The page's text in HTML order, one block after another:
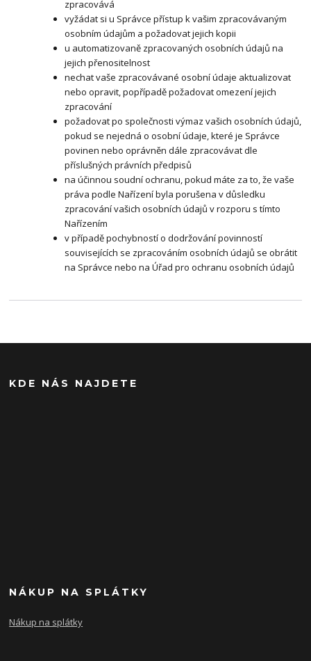
zpracovává
vyžádat si u Správce přístup k vašim zpracovávaným
osobním údajům a požadovat jejich kopii
u automatizovaně zpracovaných osobních údajů na
jejich přenositelnost
nechat vaše zpracovávané osobní údaje aktualizovat
nebo opravit, popřípadě požadovat omezení jejich
zpracování
požadovat po společnosti výmaz vašich osobních údajů,
pokud se nejedná o osobní údaje, které je Správce
povinen nebo oprávněn dále zpracovávat dle
příslušných právních předpisů
na účinnou soudní ochranu, pokud máte za to, že vaše
práva podle Nařízení byla porušena v důsledku
zpracování vašich osobních údajů v rozporu s tímto
Nařízením
v případě pochybností o dodržování povinností
souvisejících se zpracováním osobních údajů se obrátit
na Správce nebo na Úřad pro ochranu osobních údajů
KDE NÁS NAJDETE
NÁKUP NA SPLÁTKY
Nákup na splátky